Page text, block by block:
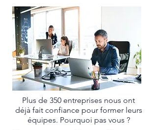
Plus de 350 entreprises nous ont
déjà fait confiance pour former leurs
équipes. Pourquoi pas vous ?